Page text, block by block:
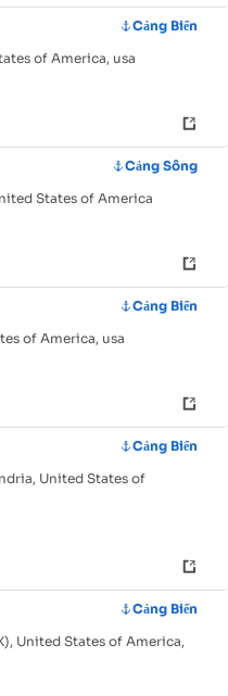
Cảng Biển
of America, usa
Cảng Sông
States of America
Cảng Biển
of America, usa
Cảng Biển
United States of
Cảng Biển
United States of America,